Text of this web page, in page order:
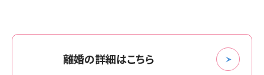
離婚の詳細はこちら